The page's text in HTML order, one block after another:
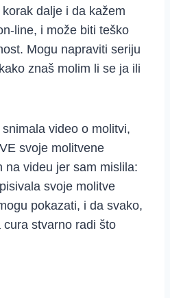
dalje i da kažem
line, i može biti teško
Mogu napraviti seriju
znaš molim li se ja ili
video o molitvi,
svoje molitvene
na videu jer sam mislila:
svoje molitve
pokazati, i da svako,
stvarno radi što